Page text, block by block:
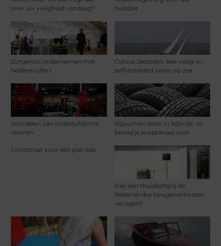
over uw veiligheid vandaag?
huisdier
Zorgeloos ondernemen met
heldere cijfers
Cursus zeezeilen: leer veilig en
zelfverzekerd varen op zee
Voordelen van vloeistofdichte
vloeren
Rijexamen doen in Rijswijk: zo
bereid je je optimaal voor
Lichtstraat voor een plat dak
Kan een thuisbatterij de
Nederlandse terugleverkosten
verlagen?